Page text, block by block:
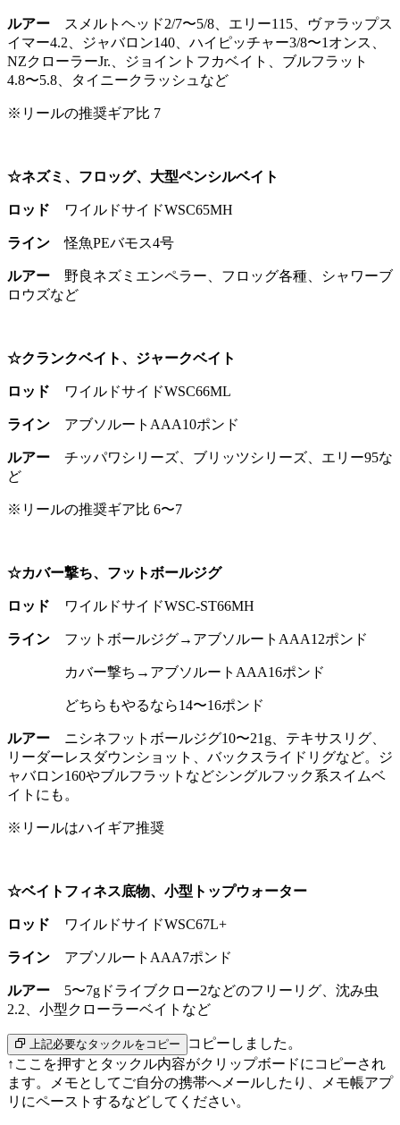
ルアー スメルトヘッド2/7〜5/8、エリー115、ヴァラップス
イマー4.2、ジャバロン140、ハイピッチャー3/8〜1オンス、
NZクローラーJr.、ジョイントフカベイト、ブルフラット
4.8〜5.8、タイニークラッシュなど
※リールの推奨ギア比 7
☆ネズミ、フロッグ、大型ペンシルベイト
ロッド ワイルドサイドWSC65MH
ライン怪魚PEバモス4号
ルアー 野良ネズミエンペラー、フロッグ各種、シャワーブ
ロウズなど
☆クランクベイト、ジャークベイト
ロッド ワイルドサイドWSC66ML
ライン アブソルートAAA10ポンド
ルアー チッパワシリーズ、ブリッツシリーズ、エリー95な
ど
※リールの推奨ギア比 6〜7
☆カバー撃ち、フットボールジグ
ロッド ワイルドサイドWSC-ST66MH
ライン フットボールジグ→アブソルートAAA12ポンド
カバー撃ち→アブソルートAAA16ポンド
どちらもやるなら14〜16ポンド
ルアー ニシネフットボールジグ10〜21g、テキサスリグ、
リーダーレスダウンショット、バックスライドリグなど。ジ
ャバロン160やブルフラットなどシングルフック系スイムベ
イトにも。
※リールはハイギア推奨
☆ベイトフィネス底物、小型トップウォーター
ロッド ワイルドサイドWSC67L+
ライン アブソルートAAA7ポンド
ルアー 5〜7gドライブクロー2などのフリーリグ、沈み虫
2.2、小型クローラーベイトなど
上記必要なタックルをコピー
コピーしました。
↑ここを押すとタックル内容がクリップボードにコピーされ
ます。メモとしてご自分の携帯へメールしたり、メモ帳アプ
リにペーストするなどしてください。